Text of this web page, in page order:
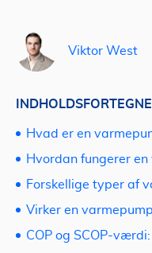
Viktor West
Hvad er en
Hvordan fungerer
Forskellige typer af
Virker en
COP og SCOP-